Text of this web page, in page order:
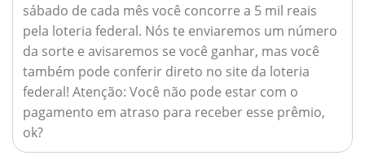
sábado de cada mês você concorre a 5 mil reais
pela loteria federal. Nós te enviaremos um número
da sorte e avisaremos se você ganhar, mas você
também pode conferir direto no site da loteria
federal! Atenção: Você não pode estar com o
pagamento em atraso para receber esse prêmio,
ok?